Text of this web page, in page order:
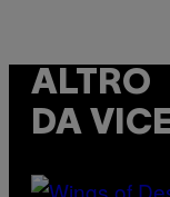
ALTRO
DA